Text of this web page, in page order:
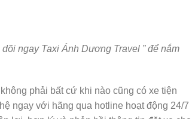
ngay Taxi Ánh Dương Travel ” để nắm
phải bất cứ khi nào cũng có xe tiện
ngay với hãng qua hotline hoạt động 24/7